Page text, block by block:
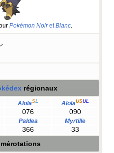
Pokémon Noiret Blanc.
régionaux
AlolaSL AlolaUSUL
076 090
Paldea Myrtille
366
33